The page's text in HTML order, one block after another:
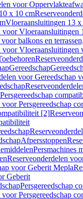
voor
x 10 cm
Vloeraansluitingen 13 x
voor Vloeraansluitingen
balkons en
voor Vloeraansluitingen
Gereedschap
voor Gereedschap
Persgereedschap
Persgereedschap
[2]
Afpersstoppen
Persmachines
Reserveonderdelen
voor Geberit Mepla
Geberit
Persgereedschap
Persgereedschap